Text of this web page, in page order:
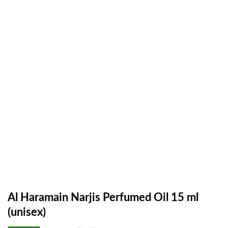
Al Haramain Narjis Perfumed Oil 15 ml
(unisex)